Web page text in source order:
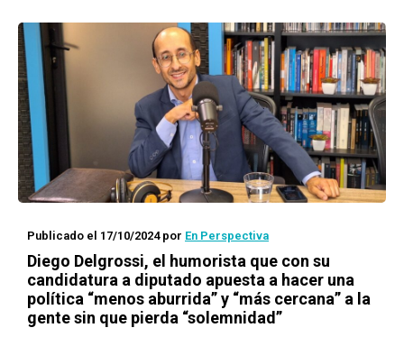
Publicado el 17/10/2024por En Perspectiva
Diego Delgrossi, el humorista que con su
candidatura a diputado apuesta a hacer una
política “menos aburrida” y “más cercana” a la
gente sin que pierda “solemnidad”